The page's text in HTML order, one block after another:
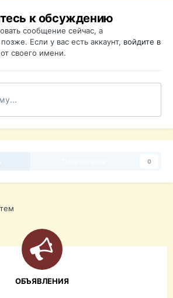
к обсуждению
сообщение сейчас, а
Если у вас есть аккаунт, войдите в
своего имени.
0
ОБЪЯВЛЕНИЯ